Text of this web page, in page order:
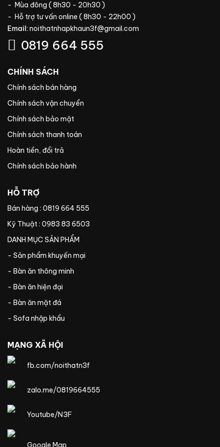
- Mùa đông ( 8h30 - 20h30 )
- Hỗ trợ tư vấn online ( 8h30 - 22h00 )
Email: noithatnhapkhaun3f@gmail.com
0819 664 555
CHÍNH SÁCH
Chính sách bán hàng
Chính sách vận chuyển
Chính sách bảo mật
Chính sách thanh toán
Hoàn tiền, đổi trả
Chính sách bảo hành
HỖ TRỢ
Bán hàng : 0819 664 555
Kỹ Thuật : 0983 83 6503
DANH MỤC SẢN PHẨM
- Sản phẩm khuyến mại
- Bàn ăn thông minh
- Bàn ăn hiện đại
- Bàn ăn mặt đá
- Sofa nhập khẩu
MẠNG XÃ HỘI
fb.com/noithatn3f
zalo.me/0819664555
Youtube/N3F
Google Map